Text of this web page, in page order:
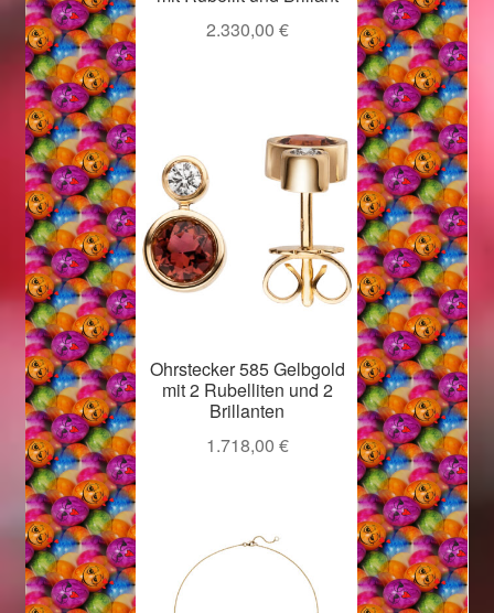
Startseite
Valentinstag
Valentinstag 2016
Valentinstag Geschenke
Vertrag widerrufen
Warenkorb
Weihnachtsangebote 2015
Weihnachtsangebote 2016
Weihnachtsangebote 2017
Weihnachtsangebote 2018
2.330,00 €
Ohrstecker 585 Gelbgold
mit 2 Rubelliten und 2
Brillanten
1.718,00 €